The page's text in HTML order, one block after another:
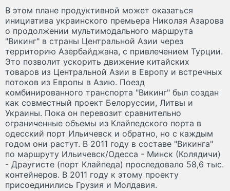
В этом плане продуктивной может оказаться
инициатива украинского премьера Николая Азарова
о продолжении мультимодального маршрута
"Викинг" в страны Центральной Азии через
территорию Азербайджана, с привлечением Турции.
Это позволит ускорить движение китайских
товаров из Центральной Азии в Европу и встречных
потоков из Европы в Азию. Поезд
комбинированного транспорта "Викинг" был создан
как совместный проект Белоруссии, Литвы и
Украины. Пока он перевозит сравнительно
ограниченные объемы из Клайпедского порта в
одесский порт Ильичевск и обратно, но с каждым
годом они растут. В 2011 году в составе "Викинга"
по маршруту Ильичевск/Одесса - Минск (Колядичи)
- Драугисте (порт Клайпеда) проследовало 58,6 тыс.
контейнеров. В 2011 году к этому проекту
присоединились Грузия и Молдавия.